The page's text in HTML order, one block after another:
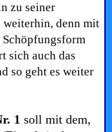
zu seiner
denn mit
Schöpfungsform
sich auch das
so geht es weiter
1 soll mit dem,